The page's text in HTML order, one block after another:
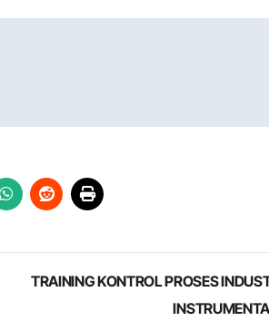
TRAINING KONTROL PROSES